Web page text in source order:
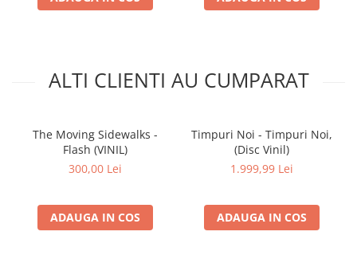
ALTI CLIENTI AU CUMPARAT
The Moving Sidewalks -
Flash (VINIL)
300,00 Lei
ADAUGA IN COS
Timpuri Noi - Timpuri Noi,
(Disc Vinil)
1.999,99 Lei
ADAUGA IN COS